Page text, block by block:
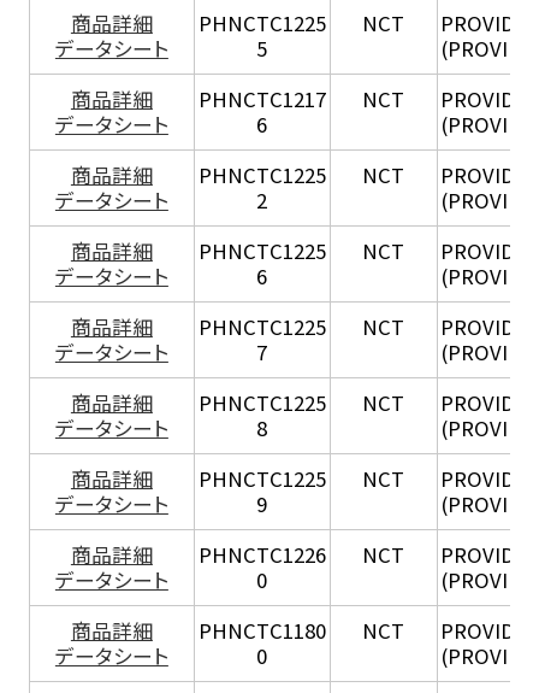
商品詳細
データシート
PHNCTC1225
5
NCT
商品詳細
データシート
PHNCTC1217
6
NCT
商品詳細
データシート
PHNCTC1225
2
NCT
商品詳細
データシート
PHNCTC1225
6
NCT
商品詳細
データシート
PHNCTC1225
7
NCT
商品詳細
データシート
PHNCTC1225
8
NCT
商品詳細
データシート
PHNCTC1225
9
NCT
商品詳細
データシート
PHNCTC1226
0
NCT
商品詳細
データシート
PHNCTC1180
0
NCT